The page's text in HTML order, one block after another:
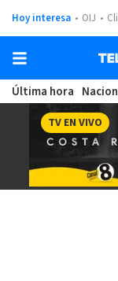
Hoy interesa OIJ
Última hora
TV EN VIVO